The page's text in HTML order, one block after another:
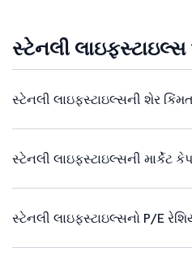
સ્ટેનલી
સ્ટેનલી લાઇફસ્ટાઇલ્સની શેર
સ્ટેનલી લાઇફસ્ટાઇલ્સની માર્કેટ
સ્ટેનલી લાઇફસ્ટાઇલ્સનો P/E